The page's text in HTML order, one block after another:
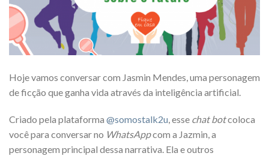
Hoje vamos conversar com Jasmin Mendes, uma personagem
de ficção que ganha vida através da inteligência artificial.
Criado pela plataforma @somostalk2u, esse chat botcoloca
você para conversar no WhatsAppcom a Jazmin, a
personagem principal dessa narrativa. Ela e outros